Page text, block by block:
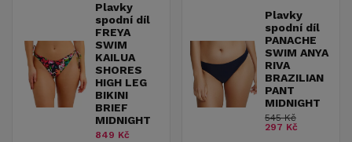
Plavky
spodní díl
FREYA
SWIM
KAILUA
SHORES
HIGH LEG
BIKINI
BRIEF
MIDNIGHT
849 Kč
Plavky
spodní díl
PANACHE
SWIM ANYA
RIVA
BRAZILIAN
PANT
MIDNIGHT
545 Kč
297 Kč